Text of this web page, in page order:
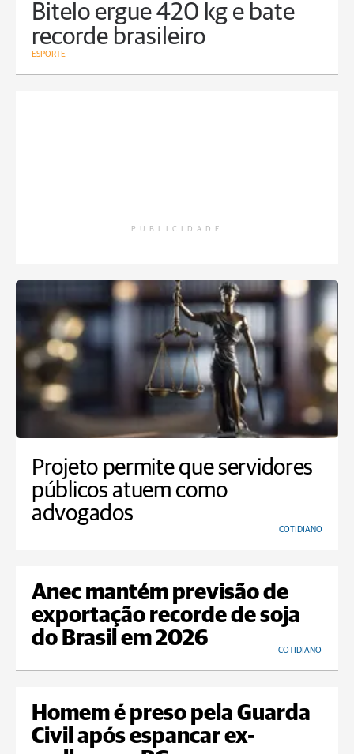
Bitelo ergue 420 kg e bate
recorde brasileiro
ESPORTE
PUBLICIDADE
Projeto permite que servidores
públicos atuem como
advogados
COTIDIANO
Anec mantém previsão de
exportação recorde de soja
do Brasil em 2026
COTIDIANO
Homem é preso pela Guarda
Civil após espancar ex-